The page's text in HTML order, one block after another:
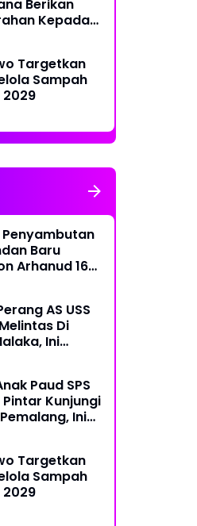
Berikan
Kepada
Targetkan
Sampah
Baru
Arhanud 16
AS USS
Di
Ini
Paud SPS
Pintar Kunjungi
Ini
Targetkan
Sampah